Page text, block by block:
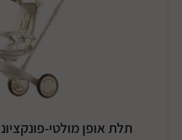
תלת אופן מולטי-